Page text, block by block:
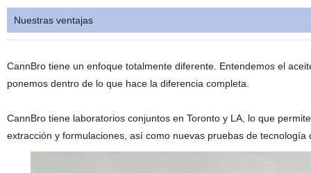
Nuestras ventajas
CannBro tiene un enfoque totalmente diferente. Entendemosel
ponemos dentro de lo que hace la diferencia completa.
CannBro tiene laboratorios conjuntos en Toronto y LA, lo que
extracción y formulaciones, así como nuevas pruebas de tecnología